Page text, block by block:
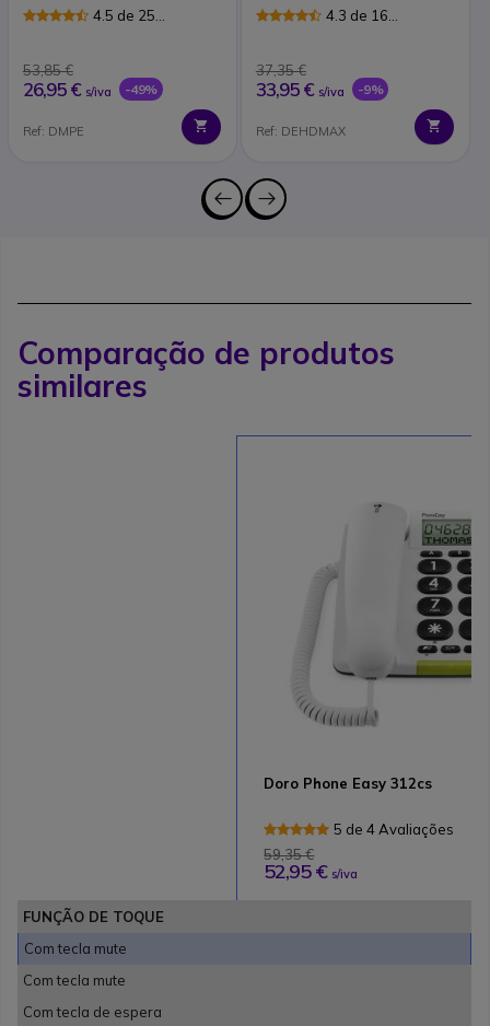
4.5 de 25
53,85 €
26,95 € s/iva -49%
Ref: DMPE
4.3 de 16
37,35 €
33,95 € s/iva -9%
Ref: DEHDMAX
Comparação de produtos
similares
Doro Phone Easy 312cs
5 de 4 Avaliações
59,35 €
52,95 € s/iva
FUNÇÃO DE TOQUE
Com tecla mute
Com tecla mute
Com tecla de espera